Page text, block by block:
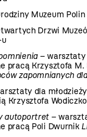
Muzeum Polin
Drzwi
– warsztaty
pracą Krzysztofa M.
zapomnianych
dla
Krzysztofa Wodiczko
autoportret –
pracą Poli Dwurnik